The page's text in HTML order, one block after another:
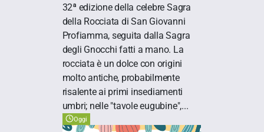
32ª edizione della celebre Sagra
della Rocciata di San Giovanni
Profiamma, seguita dalla Sagra
degli Gnocchi fatti a mano. La
rocciata è un dolce con origini
molto antiche, probabilmente
risalente ai primi insediamenti
umbri; nelle "tavole eugubine",...
Oggi